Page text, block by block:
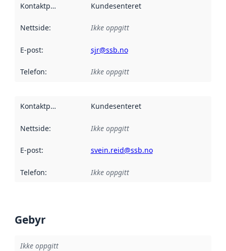
Kontaktpunkt Kundesenteret
Nettside: Ikke oppgitt
E-post: sjr@ssb.no
Telefon: Ikke oppgitt
Kontaktpunkt Kundesenteret
Nettside: Ikke oppgitt
E-post: svein.reid@ssb.no
Telefon: Ikke oppgitt
Gebyr
Ikke oppgitt